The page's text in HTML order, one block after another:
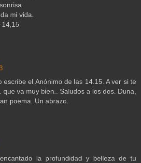
mi vida.
14,15
escribe el Anónimo de las 14.15. A ver si te
que va muy bien.. Saludos a los dos. Duna,
poema. Un abrazo.
la profundidad y belleza de tu